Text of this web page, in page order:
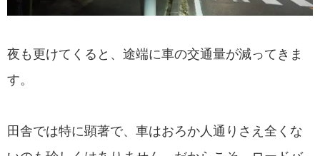
夜も更けてくると、途端に車の交通量が減ってきま
す。
田舎では特に顕著で、車はおろか人通りさえ全くな